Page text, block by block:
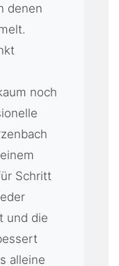
denen
noch
Schritt
und die
alleine